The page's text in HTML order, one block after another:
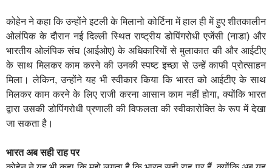
कोहेन ने कहा कि उन्होंने इटली के मिलानो कोर्टिना में हाल ही में हुए शीतकालीन
ओलंपिक के दौरान नई दिल्ली स्थित राष्ट्रीय डोपिंगरोधी एजेंसी (नाडा) और
भारतीय ओलंपिक संघ (आईओए) के अधिकारियों से मुलाकात की और आईटीए
के साथ मिलकर काम करने की उनकी स्पष्ट इच्छा से उन्हें काफी प्रोत्साहन
मिला। लेकिन, उन्होंने यह भी स्वीकार किया कि भारत को आईटीए के साथ
मिलकर काम करने के लिए राजी करना आसान काम नहीं होगा, क्योंकि भारत
द्वारा उसकी डोपिंगरोधी प्रणाली की विफलता की स्वीकारोक्ति के रूप में देखा
जा सकता है।
भारत अब सही राह पर